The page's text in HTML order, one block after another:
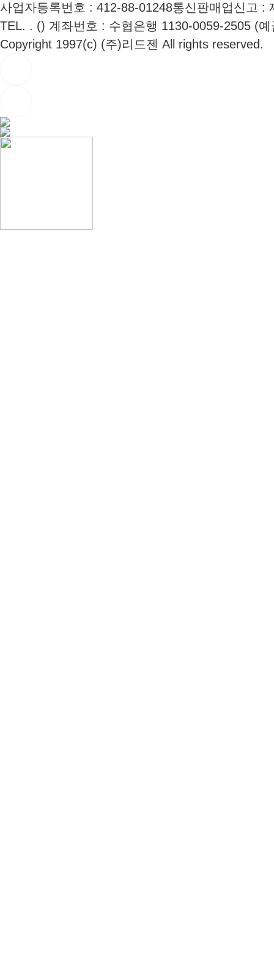
사업자등록번호 : 412-88-01248통신판매업신고 :
TEL. . () 계좌번호 : 수협은행 1130-0059-2505 (
Copyright 1997(c) (주)리드젠 All rights reserved.